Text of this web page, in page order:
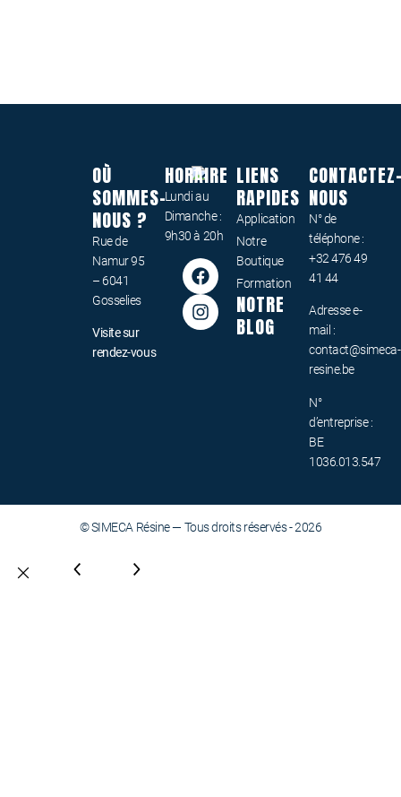
OÙ
SOMMES-
NOUS ?
Rue de
Namur 95
– 6041
Gosselies
Visite sur
rendez-vous
HORAIRE
Lundi au
Dimanche :
9h30 à 20h
LIENS
RAPIDES
Application
Notre
Boutique
Formation
NOTRE
BLOG
NOUS
N° de
téléphone :
+32 476 49
41 44
Adresse e-
mail :
contact@simeca-
resine.be
N°
d’entreprise :
BE
1036.013.547
© SIMECA Résine — Tous droits réservés - 2026